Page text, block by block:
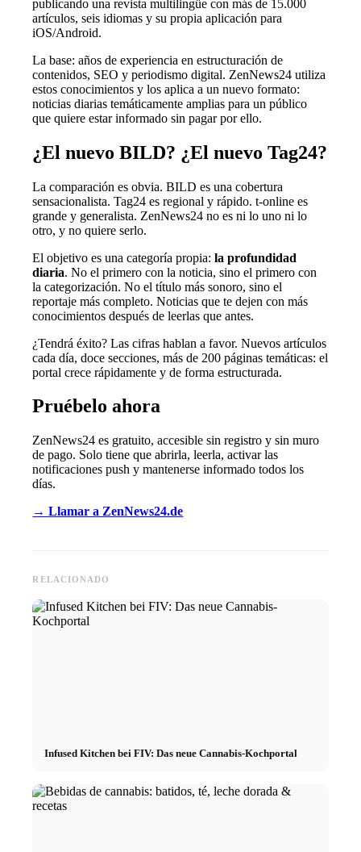
publicando una revista multilingüe con más de 15.000
artículos, seis idiomas y su propia aplicación para
iOS/Android.
La base: años de experiencia en estructuración de
contenidos, SEO y periodismo digital. ZenNews24 utiliza
estos conocimientos y los aplica a un nuevo formato:
noticias diarias temáticamente amplias para un público
que quiere estar informado sin pagar por ello.
¿El nuevo BILD? ¿El nuevo Tag24?
La comparación es obvia. BILD es una cobertura
sensacionalista. Tag24 es regional y rápido. t-online es
grande y generalista. ZenNews24 no es ni lo uno ni lo
otro, y no quiere serlo.
El objetivo es una categoría propia:la profundidad
diaria. No el primero con la noticia, sino el primero con
la categorización. No el título más sonoro, sino el
reportaje más completo. Noticias que te dejen con más
conocimientos después de leerlas que antes.
¿Tendrá éxito? Las cifras hablan a favor. Nuevos artículos
cada día, doce secciones, más de 200 páginas temáticas: el
portal crece rápidamente y de forma estructurada.
Pruébelo ahora
ZenNews24 es gratuito, accesible sin registro y sin muro
de pago. Solo tiene que abrirla, leerla, activar las
notificaciones push y mantenerse informado todos los
días.
→ Llamar a ZenNews24.de
RELACIONADO
Infused Kitchen bei FIV: Das neue Cannabis-Kochportal